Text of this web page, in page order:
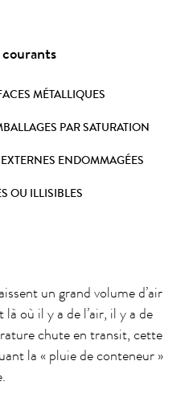
MÉTALLIQUES
PAR SATURATION
ENDOMMAGÉES
OU ILLISIBLES
un grand volume d’air
où il y a de l’air, il y a de
chute en transit, cette
la « pluie de conteneur »